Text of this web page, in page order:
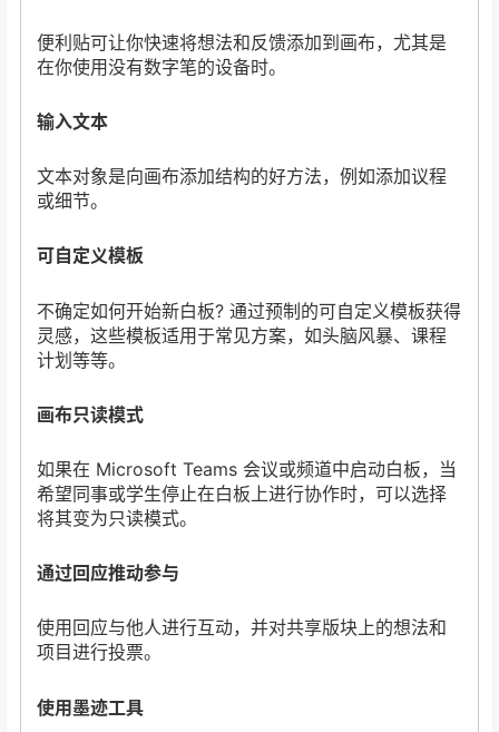
便利贴可让你快速将想法和反馈添加到画布，尤其是
在你使用没有数字笔的设备时。
输入文本
文本对象是向画布添加结构的好方法，例如添加议程
或细节。
可自定义模板
不确定如何开始新白板? 通过预制的可自定义模板获得
灵感，这些模板适用于常见方案，如头脑风暴、课程
计划等等。
画布只读模式
如果在 Microsoft Teams 会议或频道中启动白板，当
希望同事或学生停止在白板上进行协作时，可以选择
将其变为只读模式。
通过回应推动参与
使用回应与他人进行互动，并对共享版块上的想法和
项目进行投票。
使用墨迹工具